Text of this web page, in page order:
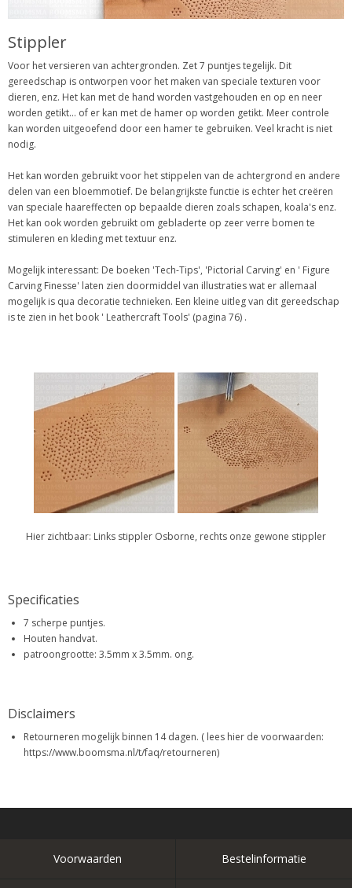
Stippler
Voor het versieren van achtergronden. Zet 7 puntjes tegelijk. Dit
gereedschap is ontworpen voor het maken van speciale texturen voor
dieren, enz. Het kan met de hand worden vastgehouden en op en neer
worden getikt... of er kan met de hamer op worden getikt. Meer controle
kan worden uitgeoefend door een hamer te gebruiken. Veel kracht is niet
nodig.
Het kan worden gebruikt voor het stippelen van de achtergrond en andere
delen van een bloemmotief. De belangrijkste functie is echter het creëren
van speciale haareffecten op bepaalde dieren zoals schapen, koala's enz.
Het kan ook worden gebruikt om gebladerte op zeer verre bomen te
stimuleren en kleding met textuur enz.
Mogelijk interessant: De boeken 'Tech-Tips', 'Pictorial Carving' en ' Figure
Carving Finesse' laten zien doormiddel van illustraties wat er allemaal
mogelijk is qua decoratie technieken. Een kleine uitleg van dit gereedschap
is te zien in het book ' Leathercraft Tools' (pagina 76) .
Hier zichtbaar: Links stippler Osborne, rechts onze gewone stippler
Specificaties
7 scherpe puntjes.
Houten handvat.
patroongrootte: 3.5mm x 3.5mm. ong.
Disclaimers
Retourneren mogelijk binnen 14 dagen. ( lees hier de voorwaarden:
https://www.boomsma.nl/t/faq/retourneren)
Voorwaarden Bestelinformatie